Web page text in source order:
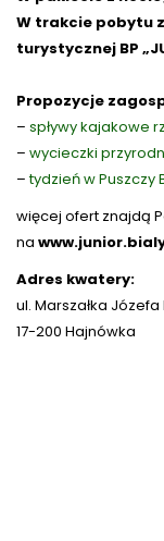
W trakcie pobytu
turystycznej BP
Propozycje
– spływy kajakowe
– wycieczki
–tydzień w Puszczy
więcej ofert znajdą
na
Adres kwatery:
ul. Marszałka Józefa
17-200 Hajnówka